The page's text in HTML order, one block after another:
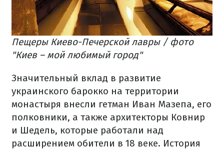
Пещеры Киево-Печерской лавры / фото
"Киев – мой любимый город"
Значительный вклад в развитие
украинского барокко на территории
монастыря внесли гетман Иван Мазепа, его
полковники, а также архитекторы Ковнир
и Шедель, которые работали над
расширением обители в 18 веке. История